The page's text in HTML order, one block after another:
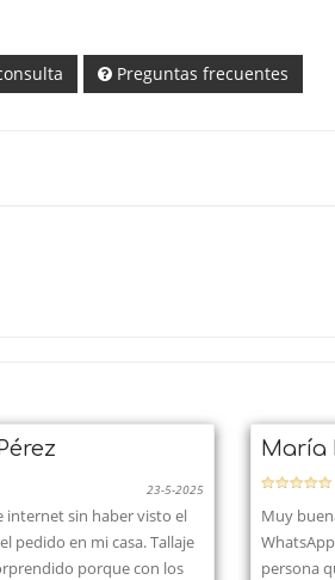
Preguntas frecuentes
23-5-2025
internet sin haber visto el
pedido en mi casa. Tallaje
porque con los
María
Muy
persona